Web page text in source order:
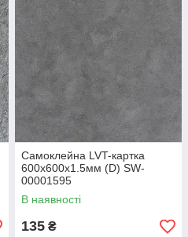
Самоклейна LVT-картка
600х600х1.5мм (D) SW-
00001595
В наявності
135 ₴